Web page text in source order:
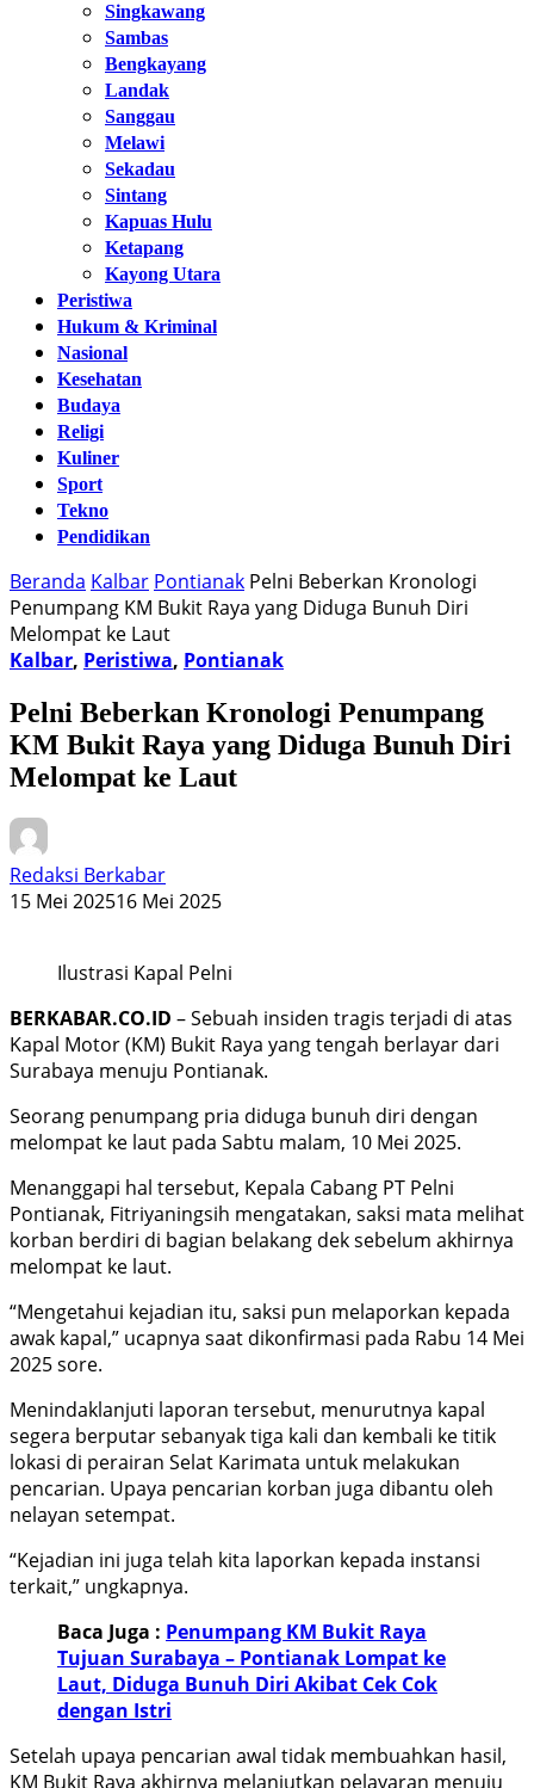
Singkawang
Sambas
Bengkayang
Landak
Sanggau
Melawi
Sekadau
Sintang
Kapuas Hulu
Ketapang
Kayong Utara
Peristiwa
Hukum & Kriminal
Nasional
Kesehatan
Budaya
Religi
Kuliner
Sport
Tekno
Pendidikan
Beranda Kalbar Pontianak Pelni Beberkan Kronologi
Penumpang KM Bukit Raya yang Diduga Bunuh Diri
Melompat ke Laut
Kalbar, Peristiwa, Pontianak
Pelni Beberkan Kronologi Penumpang
KM Bukit Raya yang Diduga Bunuh Diri
Melompat ke Laut
Redaksi Berkabar
15 Mei 202516 Mei 2025
Ilustrasi Kapal Pelni
BERKABAR.CO.ID – Sebuah insiden tragis terjadi di atas
Kapal Motor (KM) Bukit Raya yang tengah berlayar dari
Surabaya menuju Pontianak.
Seorang penumpang pria diduga bunuh diri dengan
melompat ke laut pada Sabtu malam, 10 Mei 2025.
Menanggapi hal tersebut, Kepala Cabang PT Pelni
Pontianak, Fitriyaningsih mengatakan, saksi mata melihat
korban berdiri di bagian belakang dek sebelum akhirnya
melompat ke laut.
“Mengetahui kejadian itu, saksi pun melaporkan kepada
awak kapal,” ucapnya saat dikonfirmasi pada Rabu 14 Mei
2025 sore.
Menindaklanjuti laporan tersebut, menurutnya kapal
segera berputar sebanyak tiga kali dan kembali ke titik
lokasi di perairan Selat Karimata untuk melakukan
pencarian. Upaya pencarian korban juga dibantu oleh
nelayan setempat.
“Kejadian ini juga telah kita laporkan kepada instansi
terkait,” ungkapnya.
Baca Juga : Penumpang KM Bukit Raya
Tujuan Surabaya – Pontianak Lompat ke
Laut, Diduga Bunuh Diri Akibat Cek Cok
dengan Istri
Setelah upaya pencarian awal tidak membuahkan hasil,
KM Bukit Raya akhirnya melanjutkan pelayaran menuju